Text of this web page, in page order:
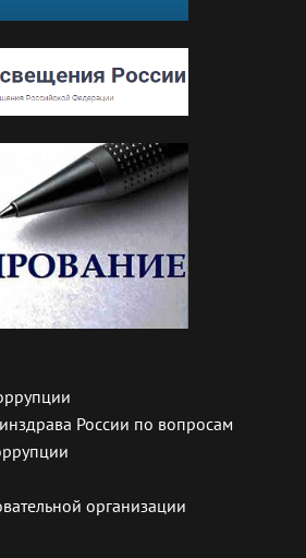
России по вопросам
организации